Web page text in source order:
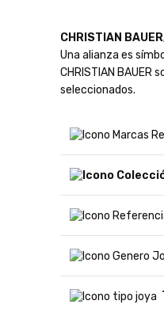
CHRISTIAN
Una alianza es
CHRISTIAN
seleccionados.